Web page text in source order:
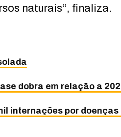
naturais”, finaliza.
dobra em relação a
internações por